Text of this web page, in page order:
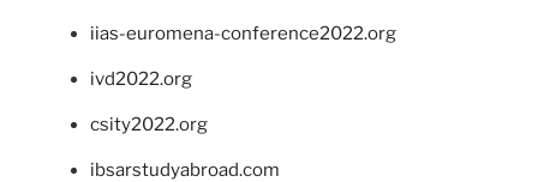
iias-euromena-conference2022.org
ivd2022.org
csity2022.org
ibsarstudyabroad.com